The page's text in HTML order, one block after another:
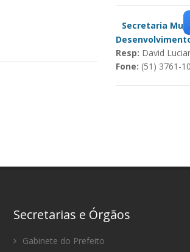
Secretaria
Resp: David
Fone: (51) 3761-
Secretarias e Órgãos
Gabinete do Prefeito